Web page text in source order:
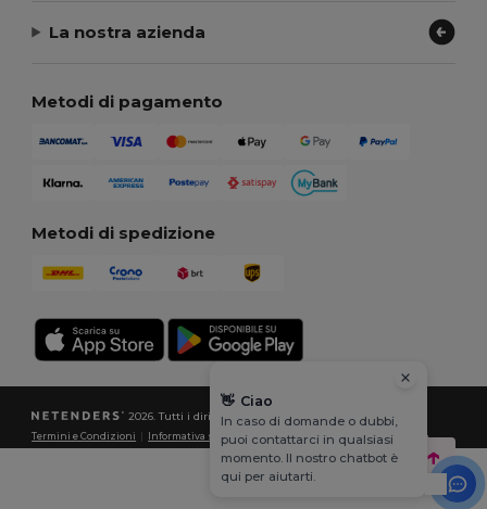
La nostra azienda
Metodi di pagamento
Metodi di spedizione
2026. Tutti i diritti riservati
Termini e Condizioni Informativa sulla privacy|Politica sui cookie|Site Map
👋 Ciao
In caso di domande o dubbi,
puoi contattarci in qualsiasi
momento. Il nostro chatbot è
qui per aiutarti.